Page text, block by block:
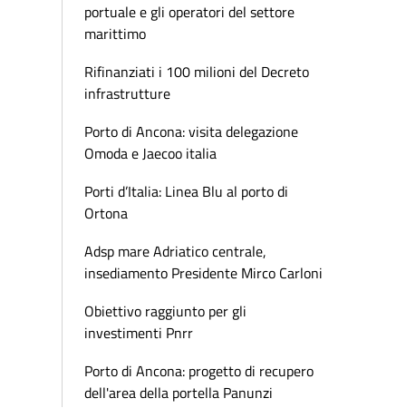
portuale e gli operatori del settore
marittimo
Rifinanziati i 100 milioni del Decreto
infrastrutture
Porto di Ancona: visita delegazione
Omoda e Jaecoo italia
Porti d’Italia: Linea Blu al porto di
Ortona
Adsp mare Adriatico centrale,
insediamento Presidente Mirco Carloni
Obiettivo raggiunto per gli
investimenti Pnrr
Porto di Ancona: progetto di recupero
dell'area della portella Panunzi